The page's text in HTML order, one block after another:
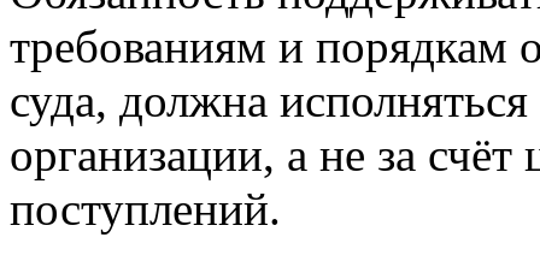
требованиям и
суда, должна
организации, а не за
поступлений.